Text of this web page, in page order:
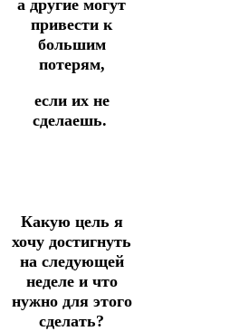
а другие могут
привести к
большим
потерям,
если их не
сделаешь.
Какую цель я
хочу достигнуть
на следующей
неделе и что
нужно для этого
сделать?